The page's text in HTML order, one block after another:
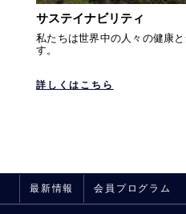
サステイナビリティ
私たちは世界中の人々の健康
す。
詳しくはこちら
最新情報 会員プログラム